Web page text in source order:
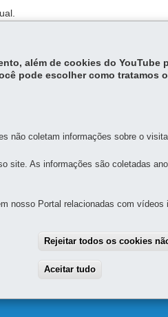
de Educação.
além de cookies do YouTube
pode escolher como tratamos
não coletam informações sobre o
site. As informações são coletadas
nosso Portal relacionadas com
Rejeitar todos os cookies
Aceitar tudo